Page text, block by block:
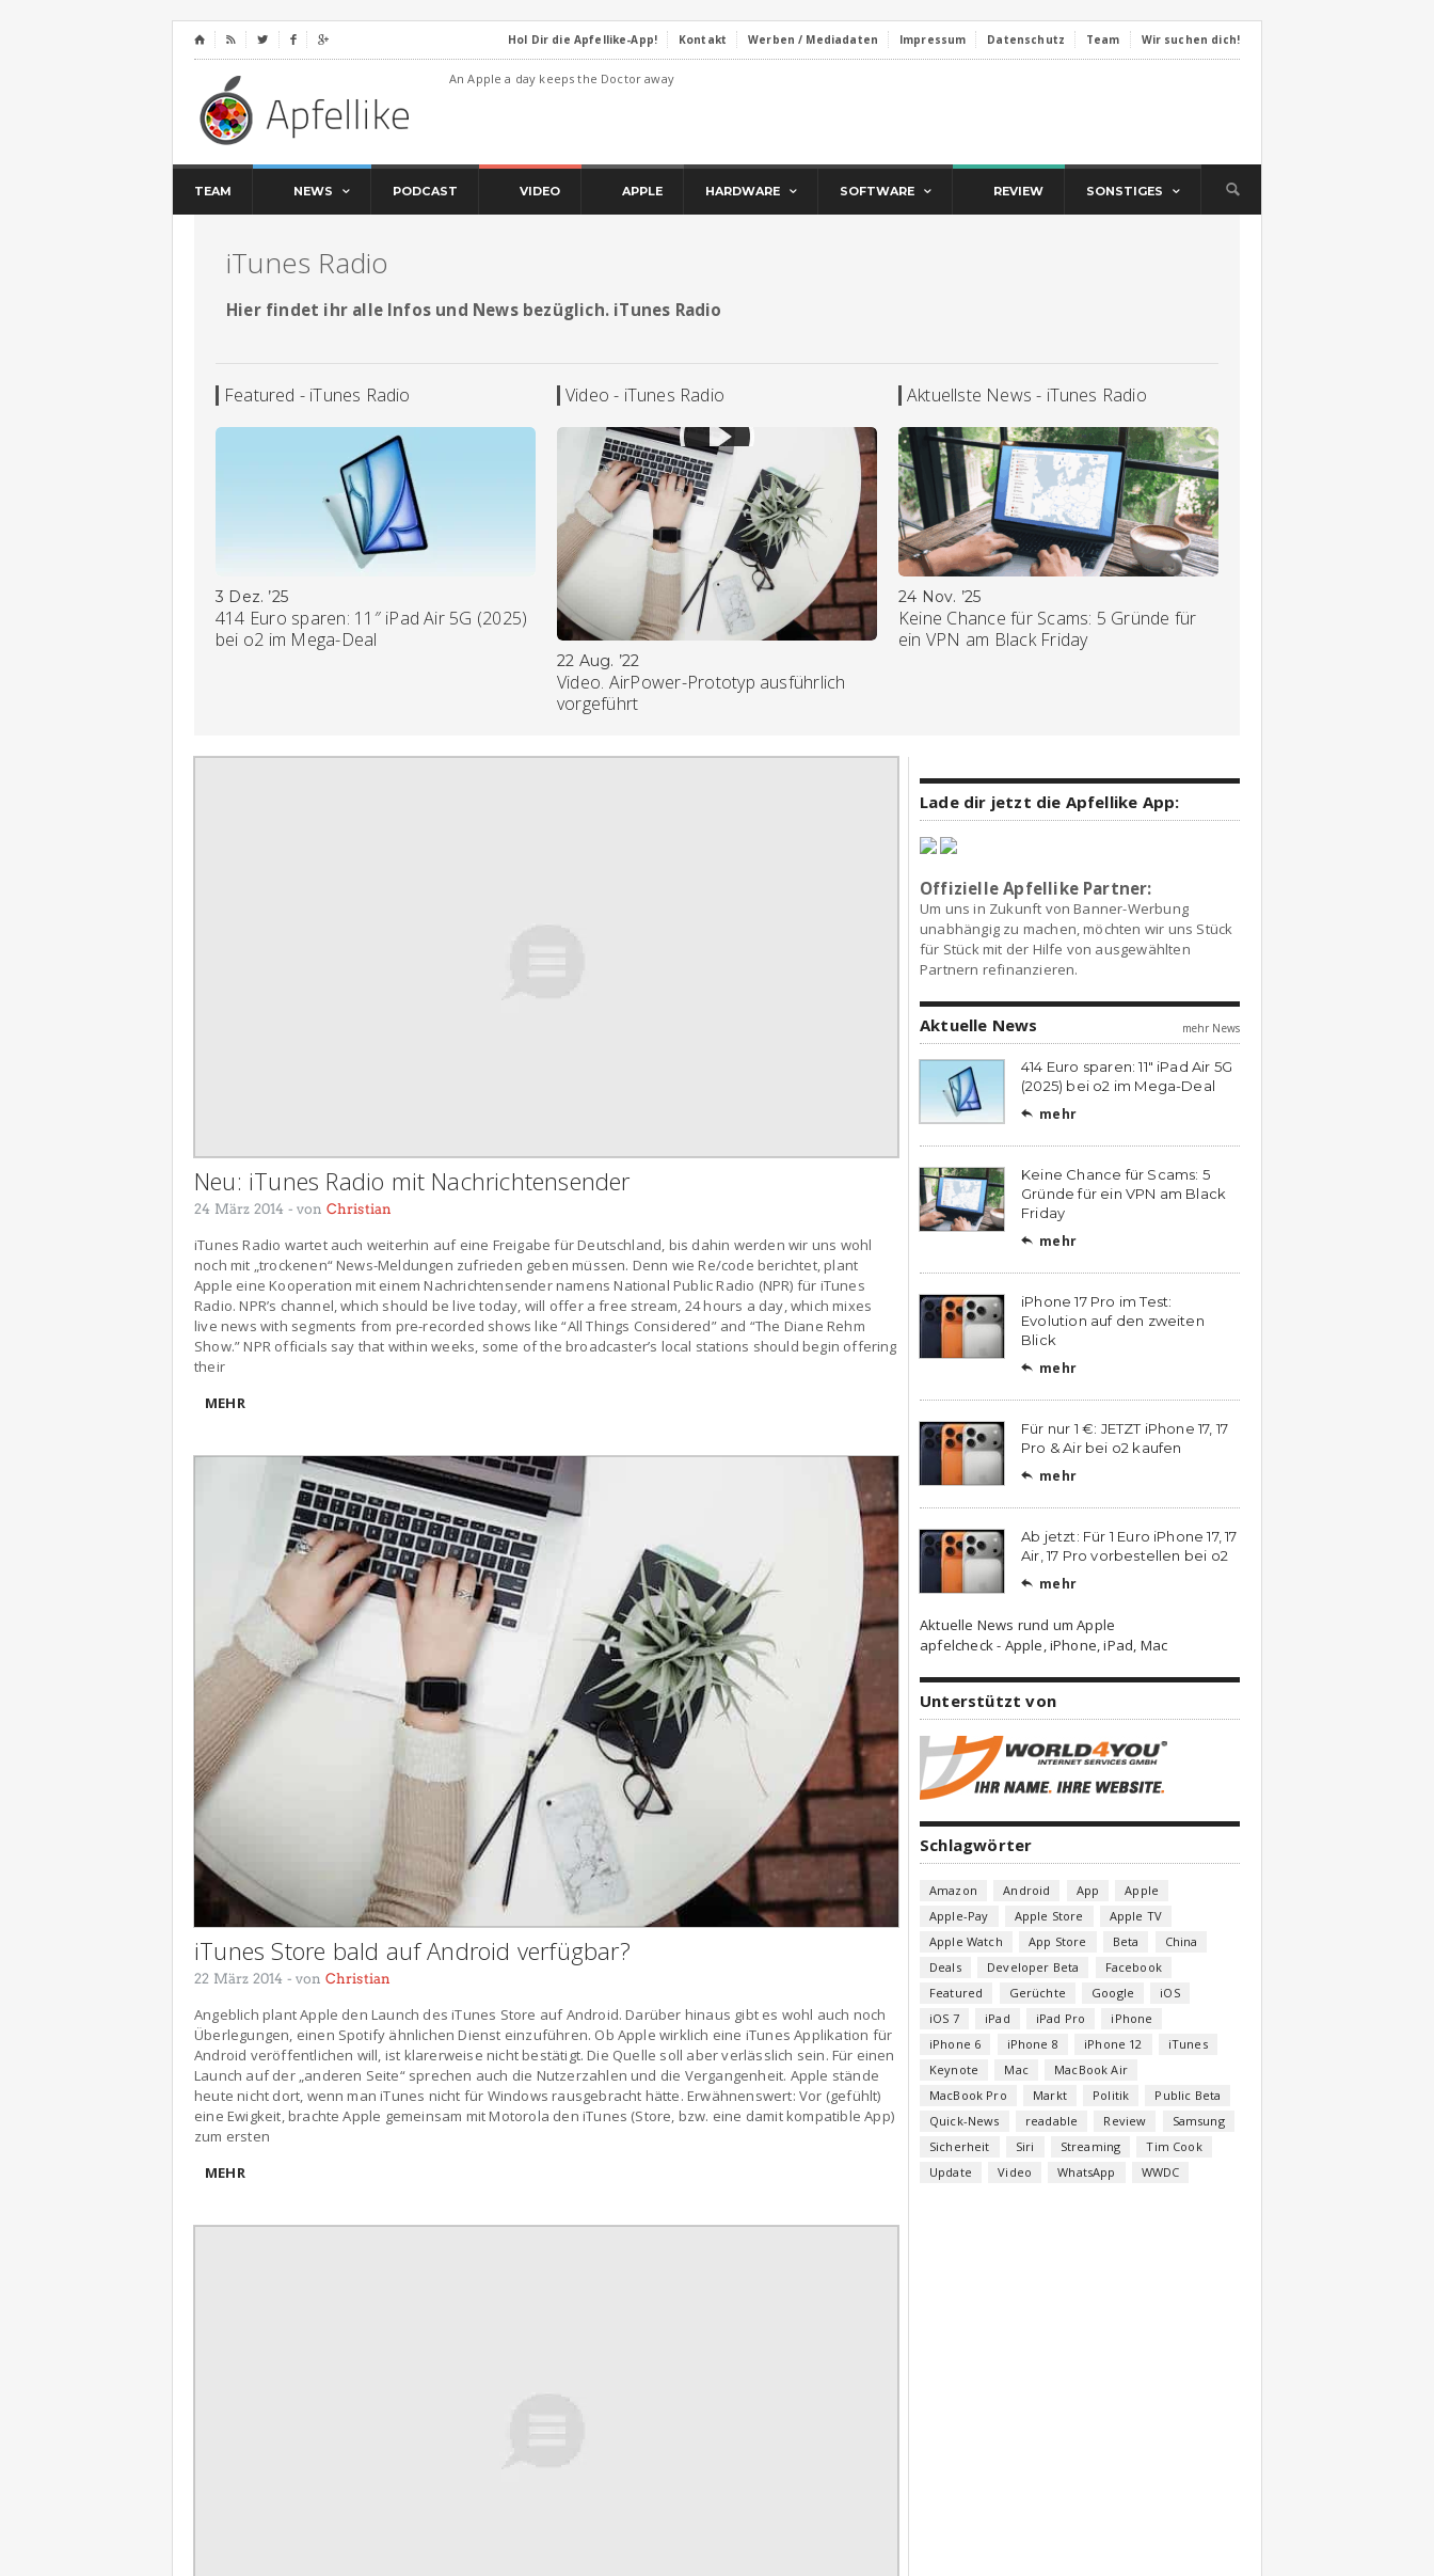
⌂     Hol Dir die Apfellike-App! Kontakt Werben / Mediadaten Impressum Datenschutz Team Wir suchen dich!
An Apple a day keeps the Doctor away
TEAM NEWS PODCAST VIDEO APPLE HARDWARE SOFTWARE REVIEW SONSTIGES
iTunes Radio
Hier findet ihr alle Infos und News bezüglich. iTunes Radio
Featured - iTunes Radio
3 Dez. ’25
414 Euro sparen: 11″ iPad Air 5G (2025)
bei o2 im Mega-Deal
Video - iTunes Radio
22 Aug. ’22
Video. AirPower-Prototyp ausführlich
vorgeführt
Aktuellste News - iTunes Radio
24 Nov. ’25
Keine Chance für Scams: 5 Gründe für
ein VPN am Black Friday
Neu: iTunes Radio mit Nachrichtensender
24 März 2014 - von Christian
iTunes Radio wartet auch weiterhin auf eine Freigabe für Deutschland, bis dahin werden wir uns wohl
noch mit „trockenen“ News-Meldungen zufrieden geben müssen. Denn wie Re/code berichtet, plant
Apple eine Kooperation mit einem Nachrichtensender namens National Public Radio (NPR) für iTunes
Radio. NPR’s channel, which should be live today, will offer a free stream, 24 hours a day, which mixes
live news with segments from pre-recorded shows like “All Things Considered” and “The Diane Rehm
Show.” NPR officials say that within weeks, some of the broadcaster’s local stations should begin offering
their
MEHR
iTunes Store bald auf Android verfügbar?
22 März 2014 - von Christian
Angeblich plant Apple den Launch des iTunes Store auf Android. Darüber hinaus gibt es wohl auch noch
Überlegungen, einen Spotify ähnlichen Dienst einzuführen. Ob Apple wirklich eine iTunes Applikation für
Android veröffentlichen will, ist klarerweise nicht bestätigt. Die Quelle soll aber verlässlich sein. Für einen
Launch auf der „anderen Seite“ sprechen auch die Nutzerzahlen und die Vergangenheit. Apple stände
heute nicht dort, wenn man iTunes nicht für Windows rausgebracht hätte. Erwähnenswert: Vor (gefühlt)
eine Ewigkeit, brachte Apple gemeinsam mit Motorola den iTunes (Store, bzw. eine damit kompatible App)
zum ersten
MEHR
Lade dir jetzt die Apfellike App:
Offizielle Apfellike Partner:
Um uns in Zukunft von Banner-Werbung
unabhängig zu machen, möchten wir uns Stück
für Stück mit der Hilfe von ausgewählten
Partnern refinanzieren.
Aktuelle News mehr News
414 Euro sparen: 11″ iPad Air 5G
(2025) bei o2 im Mega-Deal
 mehr
Keine Chance für Scams: 5
Gründe für ein VPN am Black
Friday
 mehr
iPhone 17 Pro im Test:
Evolution auf den zweiten
Blick
 mehr
Für nur 1 €: JETZT iPhone 17, 17
Pro & Air bei o2 kaufen
 mehr
Ab jetzt: Für 1 Euro iPhone 17, 17
Air, 17 Pro vorbestellen bei o2
 mehr
Aktuelle News rund um Apple
apfelcheck - Apple, iPhone, iPad, Mac
Unterstützt von
Schlagwörter
Amazon Android App
Apple
Apple-Pay
Apple Store
Apple TV
Apple Watch
App Store Beta
China
Deals
Developer Beta
Facebook
Featured
Gerüchte Google
iOS
iOS 7
iPad iPad Pro
iPhone
iPhone 6
iPhone 8 iPhone 12
iTunes
Keynote
Mac
MacBook Air
MacBook Pro
Markt Politik
Public Beta
Quick-News
readable Review
Samsung
Sicherheit
Siri Streaming
Tim Cook
Update
Video WhatsApp WWDC